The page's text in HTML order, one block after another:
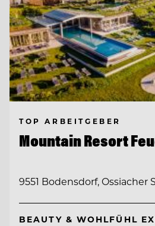
TOP ARBEITGEBER
Mountain Resort
9551 Bodensdorf, Ossiacher
BEAUTY & WOHLFÜHL